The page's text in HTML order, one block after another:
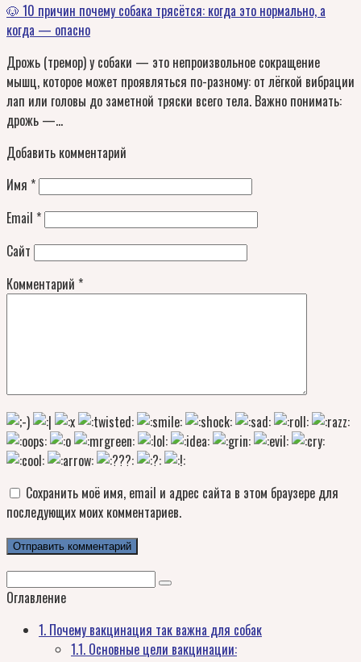
🐶 10 причин почему собака трясётся: когда это нормально, а
когда — опасно
Дрожь (тремор) у собаки — это непроизвольное сокращение
мышц, которое может проявляться по-разному: от лёгкой вибрации
лап или головы до заметной тряски всего тела. Важно понимать:
дрожь —…
Добавить комментарий
Имя *
Email *
Сайт
Комментарий *
Сохранить моё имя, email и адрес сайта в этом браузере для
последующих моих комментариев.
Поиск:
Оглавление
1. Почему вакцинация так важна для собак
1.1. Основные цели вакцинации: